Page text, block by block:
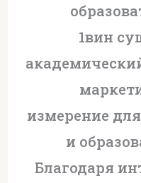
1вин
измерение
и
Благодаря